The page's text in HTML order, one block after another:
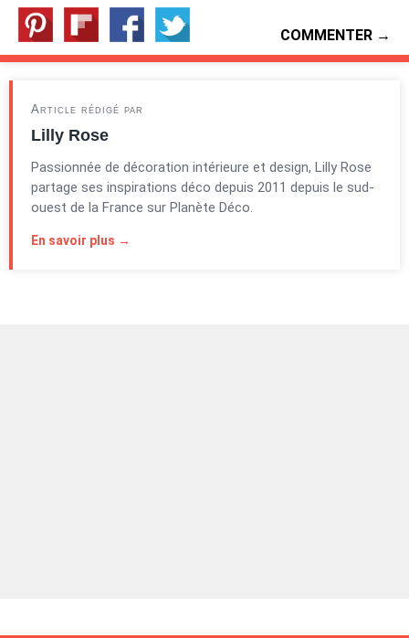
COMMENTER →
Article rédigé par
Lilly Rose
Passionnée de décoration intérieure et design, Lilly Rose
partage ses inspirations déco depuis 2011 depuis le sud-
ouest de la France sur Planète Déco.
En savoir plus →